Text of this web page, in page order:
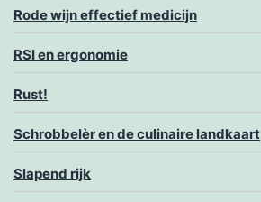
Rode wijn effectief medicijn
RSI en ergonomie
Rust!
Schrobbelèr en de culinaire landkaart
Slapend rijk